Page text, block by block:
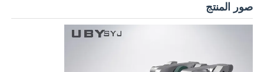
معدات اختبار التعبئة
معدات اختبار اللاصق
صور المنتج